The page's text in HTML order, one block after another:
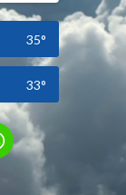
35°
33°